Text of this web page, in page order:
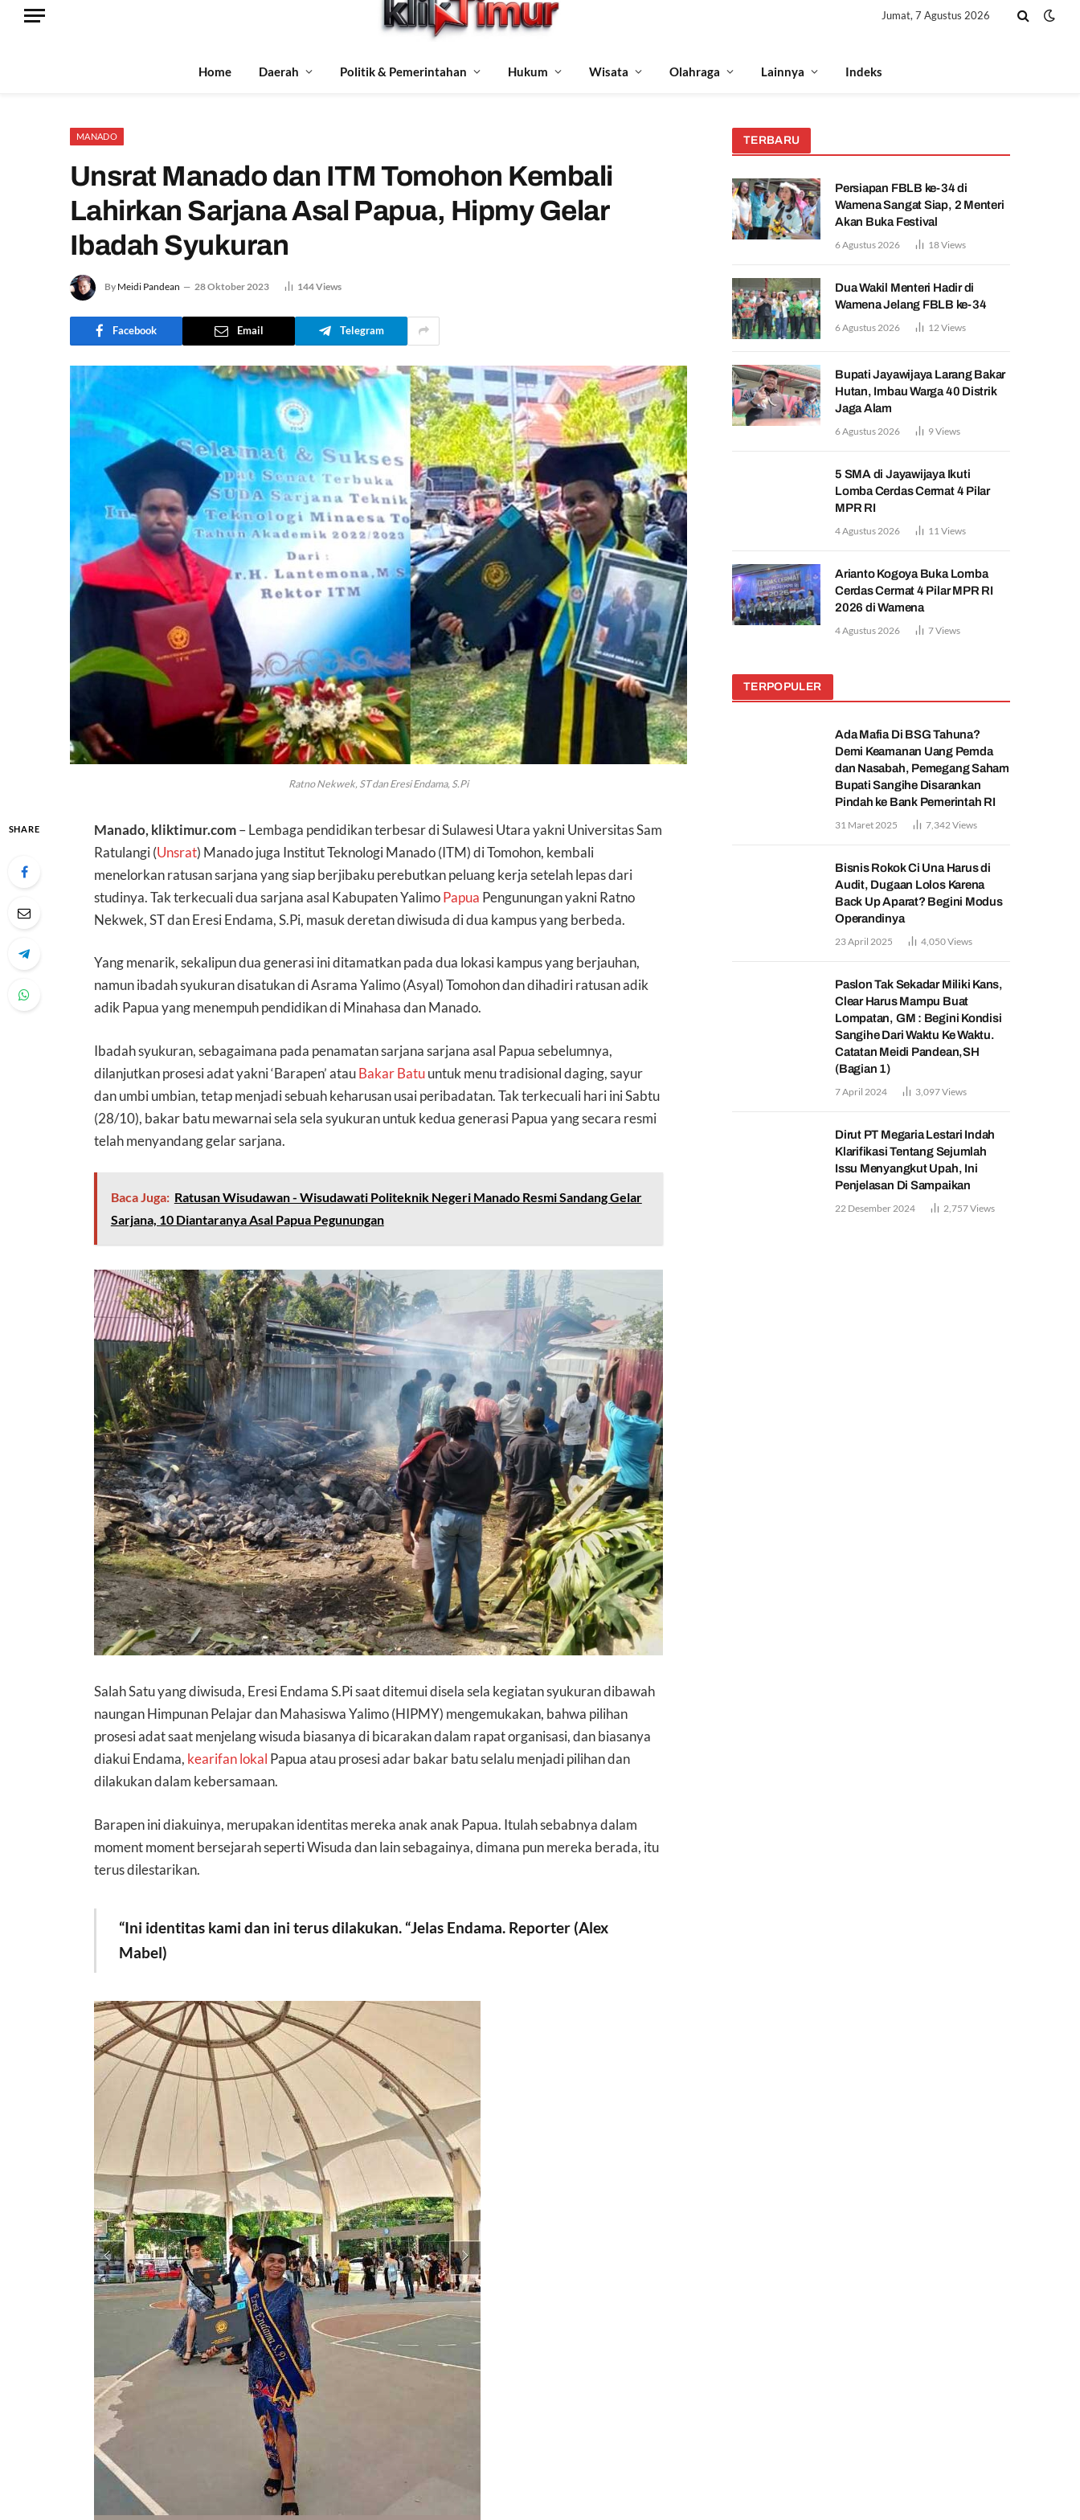
Jumat, 7 Agustus 2026
Home Daerah Politik & Pemerintahan Hukum Wisata Olahraga Lainnya Indeks
MANADO
Unsrat Manado dan ITM Tomohon Kembali
Lahirkan Sarjana Asal Papua, Hipmy Gelar
Ibadah Syukuran
By Meidi Pandean 28 Oktober 2023 144Views
Facebook Email Telegram
Ratno Nekwek, ST dan Eresi Endama, S.Pi
SHARE Manado, kliktimur.com – Lembaga pendidikan terbesar di Sulawesi Utara yakni Universitas Sam
Ratulangi (Unsrat) Manado juga Institut Teknologi Manado (ITM) di Tomohon, kembali
menelorkan ratusan sarjana yang siap berjibaku perebutkan peluang kerja setelah lepas dari
studinya. Tak terkecuali dua sarjana asal Kabupaten Yalimo Papua Pengunungan yakni Ratno
Nekwek, ST dan Eresi Endama, S.Pi, masuk deretan diwisuda di dua kampus yang berbeda.
Yang menarik, sekalipun dua generasi ini ditamatkan pada dua lokasi kampus yang berjauhan,
namun ibadah syukuran disatukan di Asrama Yalimo (Asyal) Tomohon dan dihadiri ratusan adik
adik Papua yang menempuh pendidikan di Minahasa dan Manado.
Ibadah syukuran, sebagaimana pada penamatan sarjana sarjana asal Papua sebelumnya,
dilanjutkan prosesi adat yakni ‘Barapen’ atau Bakar Batu untuk menu tradisional daging, sayur
dan umbi umbian, tetap menjadi sebuah keharusan usai peribadatan. Tak terkecuali hari ini Sabtu
(28/10), bakar batu mewarnai sela sela syukuran untuk kedua generasi Papua yang secara resmi
telah menyandang gelar sarjana.
Baca Juga: Ratusan Wisudawan - Wisudawati Politeknik Negeri Manado Resmi Sandang Gelar
Sarjana, 10 Diantaranya Asal Papua Pegunungan
Salah Satu yang diwisuda, Eresi Endama S.Pi saat ditemui disela sela kegiatan syukuran dibawah
naungan Himpunan Pelajar dan Mahasiswa Yalimo (HIPMY) mengemukakan, bahwa pilihan
prosesi adat saat menjelang wisuda biasanya di bicarakan dalam rapat organisasi, dan biasanya
diakui Endama, kearifan lokal Papua atau prosesi adar bakar batu selalu menjadi pilihan dan
dilakukan dalam kebersamaan.
Barapen ini diakuinya, merupakan identitas mereka anak anak Papua. Itulah sebabnya dalam
moment moment bersejarah seperti Wisuda dan lain sebagainya, dimana pun mereka berada, itu
terus dilestarikan.
“Ini identitas kami dan ini terus dilakukan. “Jelas Endama. Reporter (Alex
Mabel)
TERBARU
Persiapan FBLB ke-34 di
Wamena Sangat Siap, 2 Menteri
Akan Buka Festival
6 Agustus 2026 18Views
Dua Wakil Menteri Hadir di
Wamena Jelang FBLB ke-34
6 Agustus 2026 12 Views
Bupati Jayawijaya Larang Bakar
Hutan, Imbau Warga 40 Distrik
Jaga Alam
6 Agustus 2026 9Views
5 SMA di Jayawijaya Ikuti
Lomba Cerdas Cermat 4 Pilar
MPR RI
4 Agustus 2026 11 Views
Arianto Kogoya Buka Lomba
Cerdas Cermat 4 Pilar MPR RI
2026 di Wamena
4 Agustus 2026 7Views
TERPOPULER
Ada Mafia Di BSG Tahuna?
Demi Keamanan Uang Pemda
dan Nasabah, Pemegang Saham
Bupati Sangihe Disarankan
Pindah ke Bank Pemerintah RI
31 Maret 2025 7,342 Views
Bisnis Rokok Ci Una Harus di
Audit, Dugaan Lolos Karena
Back Up Aparat? Begini Modus
Operandinya
23 April 2025 4,050Views
Paslon Tak Sekadar Miliki Kans,
Clear Harus Mampu Buat
Lompatan, GM : Begini Kondisi
Sangihe Dari Waktu Ke Waktu.
Catatan Meidi Pandean,SH
(Bagian 1)
7 April 2024 3,097Views
Dirut PT Megaria Lestari Indah
Klarifikasi Tentang Sejumlah
Issu Menyangkut Upah, Ini
Penjelasan Di Sampaikan
22 Desember 2024 2,757Views